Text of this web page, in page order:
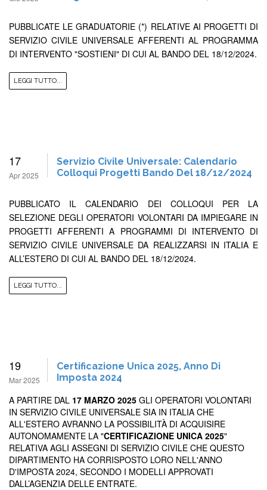
PUBBLICATE LE GRADUATORIE (*) RELATIVE AI PROGETTI DI
SERVIZIO CIVILE UNIVERSALE AFFERENTI AL PROGRAMMA
DI INTERVENTO "SOSTIENI" DI CUI AL BANDO DEL 18/12/2024.
LEGGI TUTTO...
17
Apr 2025
Servizio Civile Universale: Calendario
Colloqui Progetti Bando Del 18/12/2024
PUBBLICATO IL CALENDARIO DEI COLLOQUI PER LA
SELEZIONE DEGLI OPERATORI VOLONTARI DA IMPIEGARE IN
PROGETTI AFFERENTI A PROGRAMMI DI INTERVENTO DI
SERVIZIO CIVILE UNIVERSALE DA REALIZZARSI IN ITALIA E
ALL’ESTERO DI CUI AL BANDO DEL 18/12/2024.
LEGGI TUTTO...
19
Mar 2025
Certificazione Unica 2025, Anno Di
Imposta 2024
A PARTIRE DAL 17 MARZO 2025 GLI OPERATORI VOLONTARI
IN SERVIZIO CIVILE UNIVERSALE SIA IN ITALIA CHE
ALL'ESTERO AVRANNO LA POSSIBILITÀ DI ACQUISIRE
AUTONOMAMENTE LA "CERTIFICAZIONE UNICA 2025"
RELATIVA AGLI ASSEGNI DI SERVIZIO CIVILE CHE QUESTO
DIPARTIMENTO HA CORRISPOSTO LORO NELL'ANNO
D'IMPOSTA 2024, SECONDO I MODELLI APPROVATI
DALL’AGENZIA DELLE ENTRATE.